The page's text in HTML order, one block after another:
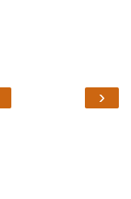
›